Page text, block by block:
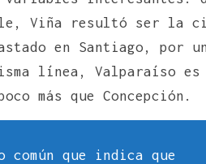
Viña resultó ser la
en Santiago, por
línea, Valparaíso
más que Concepción.
que indica que